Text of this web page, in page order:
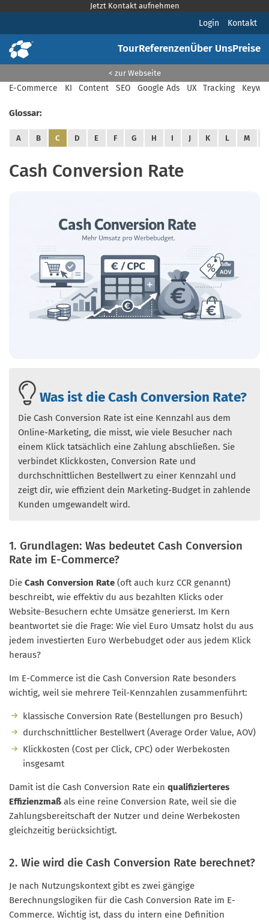
Jetzt Kontakt aufnehmen
Login Kontakt
TourReferenzenÜber UnsPreise
< zur Webseite
E-Commerce KI Content SEO Google Ads UX Tracking
Glossar:
A B C D E F G H I J K L M
Cash Conversion Rate
Was ist die Cash Conversion Rate?
Die Cash Conversion Rate ist eine Kennzahl aus dem
Online-Marketing, die misst, wie viele Besucher nach
einem Klick tatsächlich eine Zahlung abschließen. Sie
verbindet Klickkosten, Conversion Rate und
durchschnittlichen Bestellwert zu einer Kennzahl und
zeigt dir, wie effizient dein Marketing-Budget in zahlende
Kunden umgewandelt wird.
1. Grundlagen: Was bedeutet Cash Conversion
Rate im E-Commerce?
Die Cash Conversion Rate (oft auch kurz CCR genannt)
beschreibt, wie effektiv du aus bezahlten Klicks oder
Website-Besuchern echte Umsätze generierst. Im Kern
beantwortet sie die Frage: Wie viel Euro Umsatz holst du aus
jedem investierten Euro Werbebudget oder aus jedem Klick
heraus?
Im E-Commerce ist die Cash Conversion Rate besonders
wichtig, weil sie mehrere Teil-Kennzahlen zusammenführt:
klassische Conversion Rate (Bestellungen pro Besuch)
durchschnittlicher Bestellwert (Average Order Value, AOV)
Klickkosten (Cost per Click, CPC) oder Werbekosten
insgesamt
Damit ist die Cash Conversion Rate ein qualifizierteres
Effizienzmaß als eine reine Conversion Rate, weil sie die
Zahlungsbereitschaft der Nutzer und deine Werbekosten
gleichzeitig berücksichtigt.
2. Wie wird die Cash Conversion Rate berechnet?
Je nach Nutzungskontext gibt es zwei gängige
Berechnungslogiken für die Cash Conversion Rate im E-
Commerce. Wichtig ist, dass du intern eine Definition